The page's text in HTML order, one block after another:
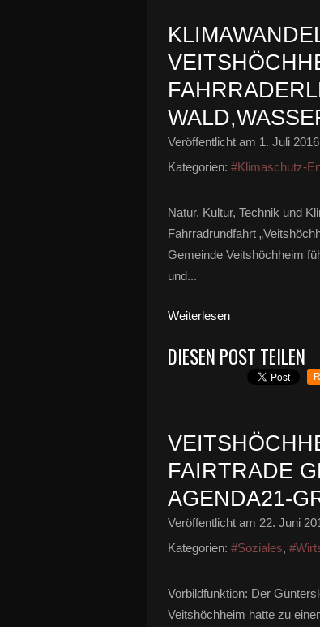
Veröffentlicht am 1. Juli 2016
Kategorien: #Klimaschutz-
Natur, Kultur, Technik und
Fahrradrundfahrt
Gemeinde Veitshöchheim
und...
Weiterlesen
DIESEN POST TEILEN
FAIRTRADE
AGENDA21-
Veröffentlicht am 22. Juni
Kategorien: #Soziales,
Vorbildfunktion: Der
Veitshöchheim hatte zu